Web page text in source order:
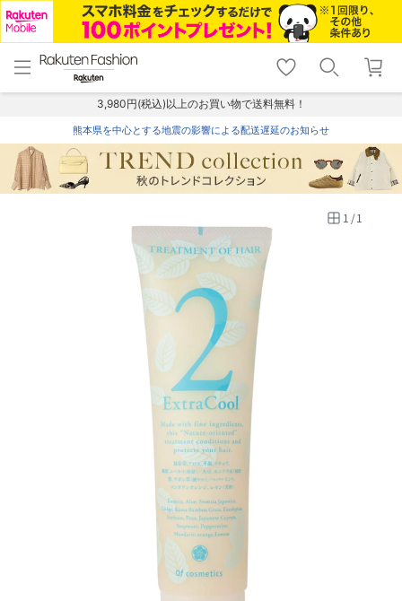
menu home
トップ
shopping_cart lock_outline
ログイン
3,980円(税込)以上のお買い物で送料無料！
熊本県を中心とする地震の影響による配送遅延のお知らせ
1 /1